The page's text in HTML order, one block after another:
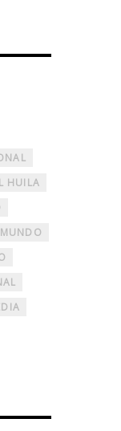
HUILA
MUNDO